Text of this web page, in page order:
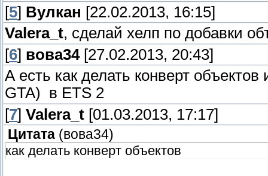
[5] Вулкан [22.02.2013, 16:15]
Valera_t, сделай хелп по добавки
[6] вова34[27.02.2013, 20:43]
А есть как делать конверт
GTA) в ETS 2
[7] Valera_t [01.03.2013, 17:17]
Цитата (вова34)
как делать конверт объектов